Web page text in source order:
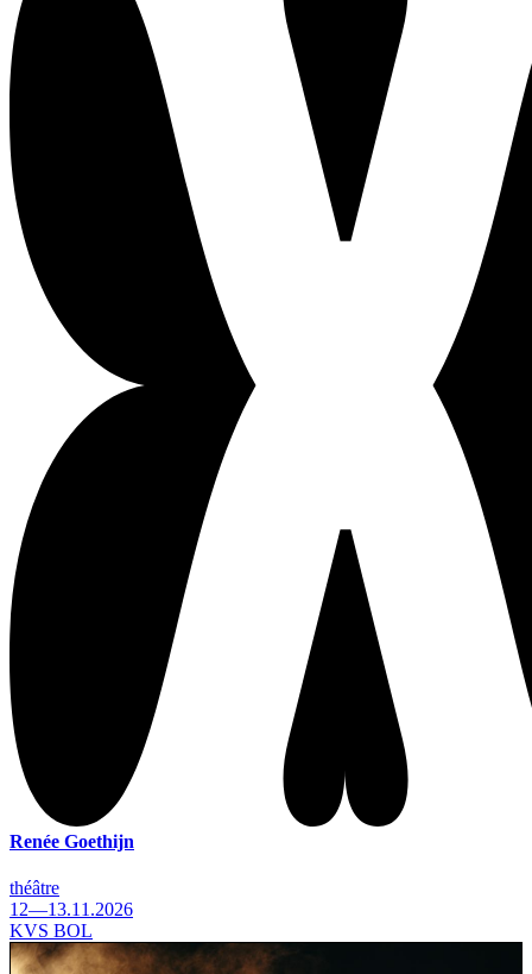
Renée Goethijn
théâtre
12—13.11.2026
KVS BOL